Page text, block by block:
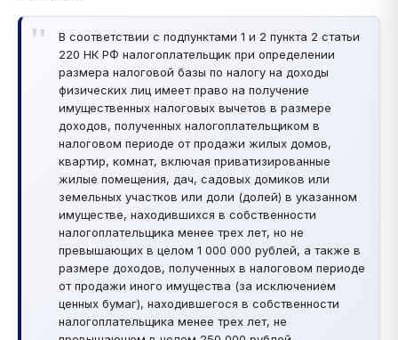
В соответствии с подпунктами 1 и 2 пункта 2 статьи
220 НК РФ налогоплательщик при определении
размера налоговой базы по налогу на доходы
физических лиц имеет право на получение
имущественных налоговых вычетов в размере
доходов, полученных налогоплательщиком в
налоговом периоде от продажи жилых домов,
квартир, комнат, включая приватизированные
жилые помещения, дач, садовых домиков или
земельных участков или доли (долей) в указанном
имуществе, находившихся в собственности
налогоплательщика менее трех лет, но не
превышающих в целом 1 000 000 рублей, а также в
размере доходов, полученных в налоговом периоде
от продажи иного имущества (за исключением
ценных бумаг), находившегося в собственности
налогоплательщика менее трех лет, не